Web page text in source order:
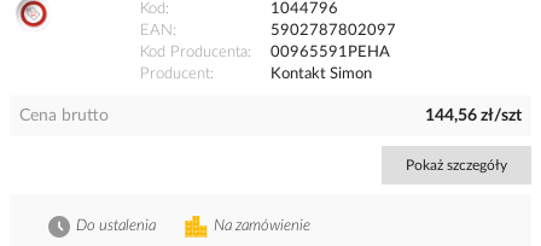
Kod
1044796
EAN
5902787802097
Kod Producenta
00965591PEHA
Producent
Kontakt Simon
Cena brutto 144,56 zł/szt
Pokaż szczegóły
Na zamówienie
Do ustalenia